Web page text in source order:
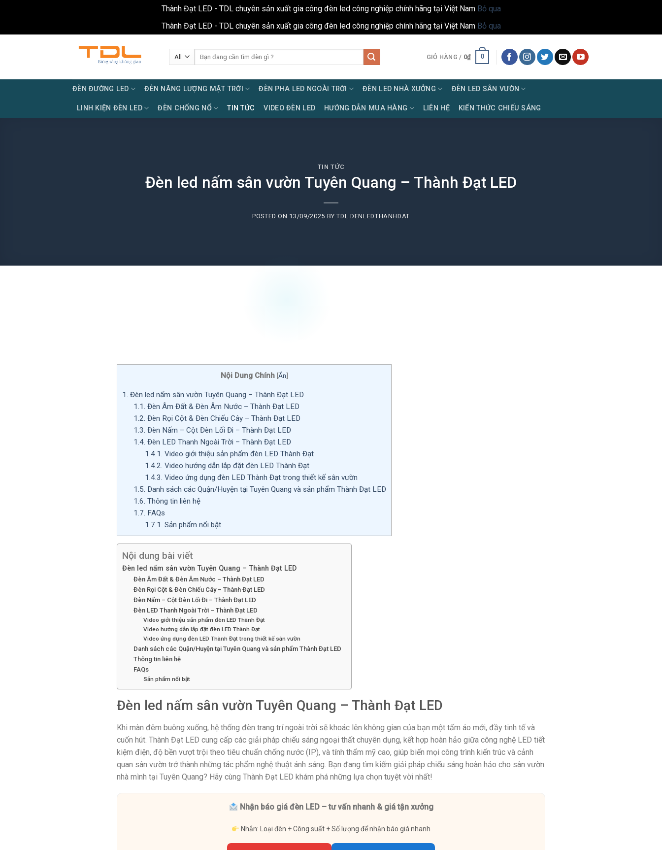
Thành Đạt LED - TDL chuyên sản xuất gia công đèn led công nghiệp chính hãng tại Việt Nam Bỏ qua
Thành Đạt LED - TDL chuyên sản xuất gia công đèn led công nghiệp chính hãng tại Việt Nam Bỏ qua
kiếm:
GIỎ HÀNG / 0₫ 0
ĐÈN ĐƯỜNG LED ĐÈN NĂNG LƯỢNG MẶT TRỜI ĐÈN PHA LED NGOÀI TRỜI ĐÈN LED NHÀ XƯỞNG ĐÈN LED SÂN VƯỜN
LINH KIỆN ĐÈN LED ĐÈN CHỐNG NỔ TIN TỨC VIDEO ĐÈN LED HƯỚNG DẪN MUA HÀNG LIÊN HỆ KIẾN THỨC CHIẾU SÁNG
TIN TỨC
Đèn led nấm sân vườn Tuyên Quang – Thành Đạt LED
POSTED ON 13/09/2025 BYTDL DENLEDTHANHDAT
Nội Dung Chính [Ẩn]
1. Đèn led nấm sân vườn Tuyên Quang – Thành Đạt LED
1.1. Đèn Âm Đất & Đèn Âm Nước – Thành Đạt LED
1.2. Đèn Rọi Cột & Đèn Chiếu Cây – Thành Đạt LED
1.3. Đèn Nấm – Cột Đèn Lối Đi – Thành Đạt LED
1.4. Đèn LED Thanh Ngoài Trời – Thành Đạt LED
1.4.1. Video giới thiệu sản phẩm đèn LED Thành Đạt
1.4.2. Video hướng dẫn lắp đặt đèn LED Thành Đạt
1.4.3. Video ứng dụng đèn LED Thành Đạt trong thiết kế sân vườn
1.5. Danh sách các Quận/Huyện tại Tuyên Quang và sản phẩm Thành Đạt LED
1.6. Thông tin liên hệ
1.7. FAQs
1.7.1. Sản phẩm nổi bật
Nội dung bài viết
Đèn led nấm sân vườn Tuyên Quang – Thành Đạt LED
Đèn Âm Đất & Đèn Âm Nước – Thành Đạt LED
Đèn Rọi Cột & Đèn Chiếu Cây – Thành Đạt LED
Đèn Nấm – Cột Đèn Lối Đi – Thành Đạt LED
Đèn LED Thanh Ngoài Trời – Thành Đạt LED
Video giới thiệu sản phẩm đèn LED Thành Đạt
Video hướng dẫn lắp đặt đèn LED Thành Đạt
Video ứng dụng đèn LED Thành Đạt trong thiết kế sân vườn
Danh sách các Quận/Huyện tại Tuyên Quang và sản phẩm Thành Đạt LED
Thông tin liên hệ
FAQs
Sản phẩm nổi bật
Đèn led nấm sân vườn Tuyên Quang – Thành Đạt LED
Khi màn đêm buông xuống, hệ thống đèn trang trí ngoài trời sẽ khoác lên không gian của bạn một tấm áo mới, đầy tinh tế và
cuốn hút. Thành Đạt LED cung cấp các giải pháp chiếu sáng ngoại thất chuyên dụng, kết hợp hoàn hảo giữa công nghệ LED tiết
kiệm điện, độ bền vượt trội theo tiêu chuẩn chống nước (IP), và tính thẩm mỹ cao, giúp biến mọi công trình kiến trúc và cảnh
quan sân vườn trở thành những tác phẩm nghệ thuật ánh sáng. Bạn đang tìm kiếm giải pháp chiếu sáng hoàn hảo cho sân vườn
nhà mình tại Tuyên Quang? Hãy cùng Thành Đạt LED khám phá những lựa chọn tuyệt vời nhất!
Nhận báo giá đèn LED – tư vấn nhanh & giá tận xưởng
Nhắn: Loại đèn + Công suất + Số lượng để nhận báo giá nhanh